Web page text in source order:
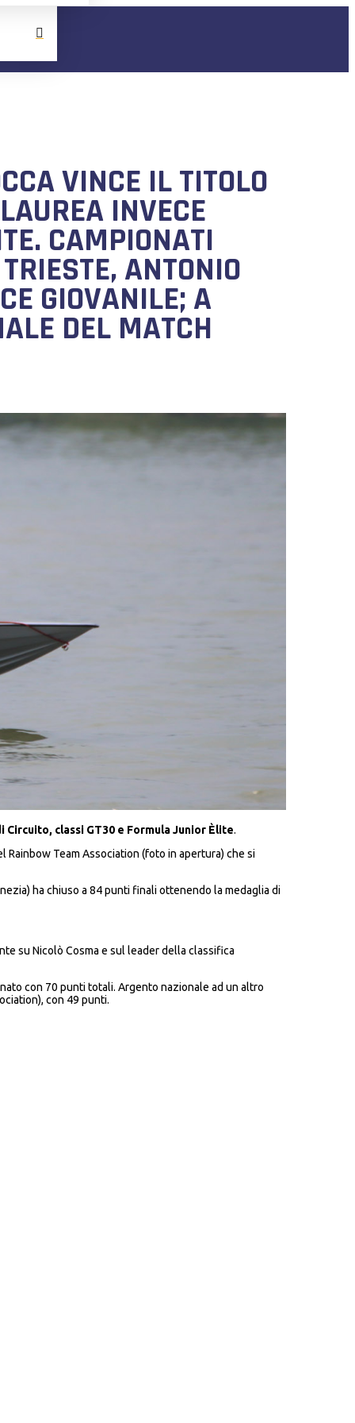
VINCE IL TITOLO
INVECE
CAMPIONATI
ANTONIO
GIOVANILE; A
DEL MATCH
classi GT30 e Formula Junior Èlite.
Rainbow Team Association (foto in apertura) che si
ha chiuso a 84 punti finali ottenendo la medaglia di
su Nicolò Cosma e sul leader della classifica
con 70 punti totali. Argento nazionale ad un altro
con 49 punti.